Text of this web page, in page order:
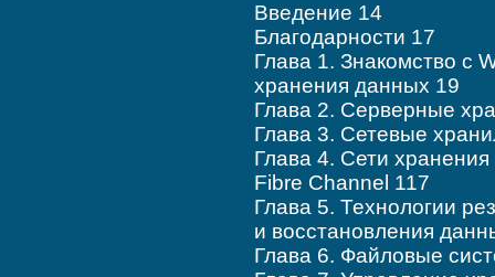
Введение 14
Благодарности 17
Глава 1. Знакомство с
хранения данных 19
Глава 2. Серверные
Глава 3. Сетевые
Глава 4. Сети
Fibre Channel 117
Глава 5. Технологии
и восстановления
Глава 6. Файловые